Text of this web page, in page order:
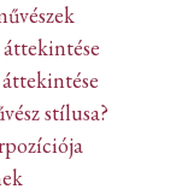
stílusa?